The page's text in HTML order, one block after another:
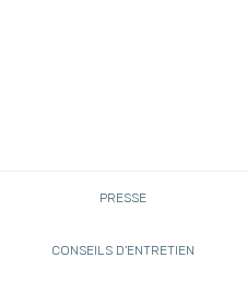
PRESSE
CONSEILS D'ENTRETIEN